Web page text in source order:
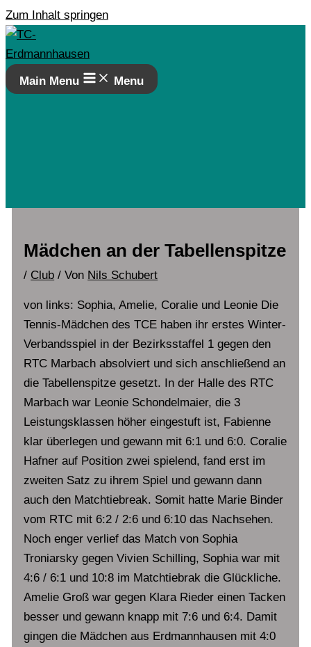
Zum Inhalt springen
Main Menu Menu
Mädchen an der Tabellenspitze
/ Club / Von Nils Schubert
von links: Sophia, Amelie, Coralie und Leonie Die
Tennis-Mädchen des TCE haben ihr erstes Winter-
Verbandsspiel in der Bezirksstaffel 1 gegen den
RTC Marbach absolviert und sich anschließend an
die Tabellenspitze gesetzt. In der Halle des RTC
Marbach war Leonie Schondelmaier, die 3
Leistungsklassen höher eingestuft ist, Fabienne
klar überlegen und gewann mit 6:1 und 6:0. Coralie
Hafner auf Position zwei spielend, fand erst im
zweiten Satz zu ihrem Spiel und gewann dann
auch den Matchtiebreak. Somit hatte Marie Binder
vom RTC mit 6:2 / 2:6 und 6:10 das Nachsehen.
Noch enger verlief das Match von Sophia
Troniarsky gegen Vivien Schilling, Sophia war mit
4:6 / 6:1 und 10:8 im Matchtiebrak die Glückliche.
Amelie Groß war gegen Klara Rieder einen Tacken
besser und gewann knapp mit 7:6 und 6:4. Damit
gingen die Mädchen aus Erdmannhausen mit 4:0